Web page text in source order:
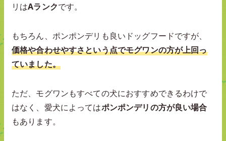
リはAランクです。
もちろん、ポンポンデリも良いドッグフードですが、
価格や合わせやすさという点でモグワンの方が上回っ
ていました。
ただ、モグワンもすべての犬におすすめできるわけで
はなく、愛犬によってはポンポンデリの方が良い場合
もあります。